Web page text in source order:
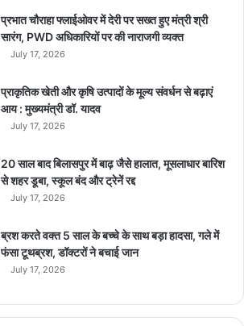
प्रभात चौराहा फ्लाईओवर में देरी पर सख्त हुए मंत्री श्री
सारंग, PWD अधिकारियों पर की नाराजगी व्यक्त
July 17, 2026
प्राकृतिक खेती और कृषि उत्पादों के मूल्य संवर्धन से बढ़ाएं
आय : मुख्यमंत्री डॉ. यादव
July 17, 2026
20 साल बाद बिलासपुर में बाढ़ जैसे हालात, मूसलाधार बारिश
से शहर डूबा, स्कूल बंद और ट्रेनें रद्द
July 17, 2026
ब्रश करते वक्त 5 साल के बच्चे के साथ बड़ा हादसा, गले में
फंसा टूथब्रश, डॉक्टरों ने बचाई जान
July 17, 2026